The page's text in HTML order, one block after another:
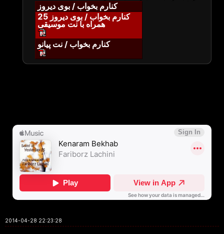
کنارم بخواب / بوی دیروز
کنارم بخواب / بوی دیروز 25
همراه با نت موسیقی
کنارم بخواب / نت پیانو
2014-04-28 22:23:28